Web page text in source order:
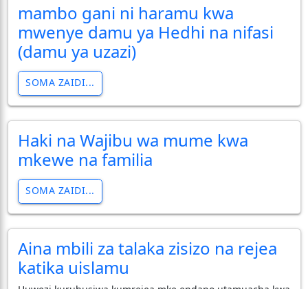
mambo gani ni haramu kwa
mwenye damu ya Hedhi na nifasi
(damu ya uzazi)
SOMA ZAIDI...
Haki na Wajibu wa mume kwa
mkewe na familia
SOMA ZAIDI...
Aina mbili za talaka zisizo na rejea
katika uislamu